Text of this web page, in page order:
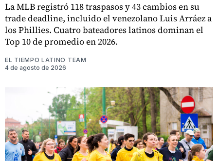
La MLB registró 118 traspasos y 43 cambios en su
trade deadline, incluido el venezolano Luis Arráez a
los Phillies. Cuatro bateadores latinos dominan el
Top 10 de promedio en 2026.
EL TIEMPO LATINO TEAM
4 de agosto de 2026